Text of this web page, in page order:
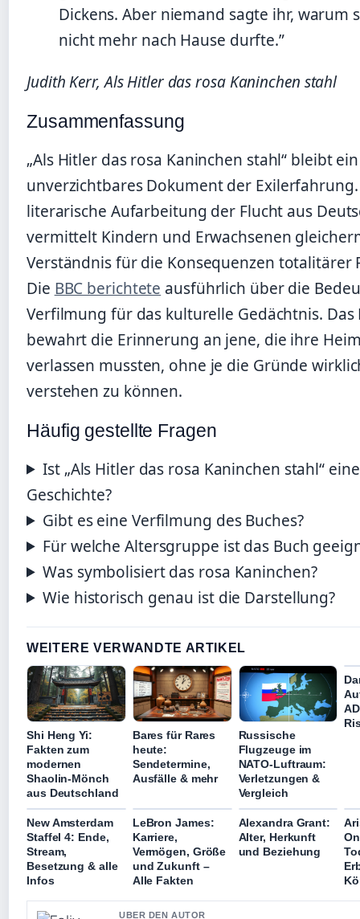
Dickens. Aber niemand sagte ihr, warum
nicht mehr nach Hause durfte.”
Judith Kerr, Als Hitler das rosa Kaninchen stahl
Zusammenfassung
„Als Hitler das rosa Kaninchen stahl“ bleibt ein
unverzichtbares Dokument der
literarische Aufarbeitung der Flucht aus
vermittelt Kindern und Erwachsenen
Verständnis für die Konsequenzen totalitärer
Die BBC berichtete ausführlich über die
Verfilmung für das kulturelle Gedächtnis. Das
bewahrt die Erinnerung an jene, die ihre
verlassen mussten, ohne je die Gründe
verstehen zu können.
Häufig gestellte Fragen
Ist „Als Hitler das rosa Kaninchen stahl“
Geschichte?
Gibt es eine Verfilmung des Buches?
Für welche Altersgruppe ist das Buch
Was symbolisiert das rosa Kaninchen?
Wie historisch genau ist die Darstellung?
WEITERE VERWANDTE ARTIKEL
Shi Heng Yi:
Fakten zum
modernen
Shaolin-Mönch
aus Deutschland
Bares für Rares
heute:
Sendetermine,
Ausfälle & mehr
Russische
Flugzeuge im
NATO-Luftraum:
Verletzungen &
Vergleich
New Amsterdam
Staffel 4: Ende,
Stream,
Besetzung & alle
Infos
LeBron James:
Karriere,
Vermögen, Größe
und Zukunft –
Alle Fakten
Alexandra Grant:
Alter, Herkunft
und Beziehung
UBER DEN AUTOR